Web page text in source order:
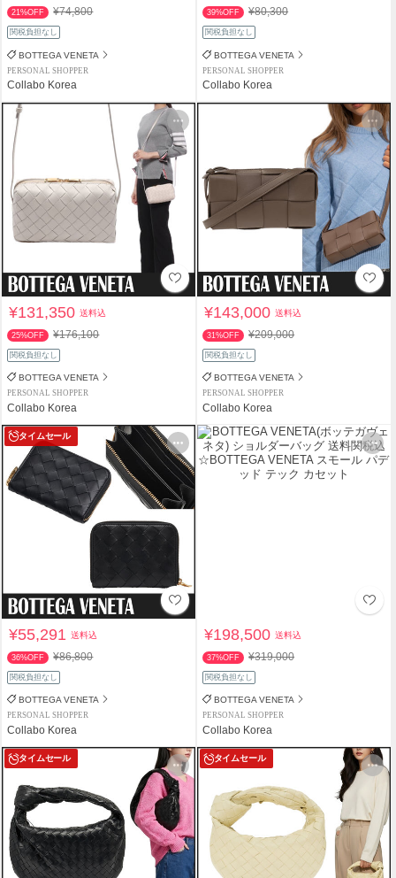
21%OFF ¥74,800
関税負担なし
BOTTEGA VENETA
PERSONAL SHOPPER
Collabo Korea
39%OFF ¥80,300
関税負担なし
BOTTEGA VENETA
PERSONAL SHOPPER
Collabo Korea
¥131,350送料込
25%OFF ¥176,100
関税負担なし
BOTTEGA VENETA
PERSONAL SHOPPER
Collabo Korea
¥143,000送料込
31%OFF ¥209,000
関税負担なし
BOTTEGA VENETA
PERSONAL SHOPPER
Collabo Korea
タイムセール
¥55,291送料込
36%OFF ¥86,800
関税負担なし
BOTTEGA VENETA
PERSONAL SHOPPER
Collabo Korea
¥198,500送料込
37%OFF ¥319,000
関税負担なし
BOTTEGA VENETA
PERSONAL SHOPPER
Collabo Korea
タイムセール タイムセール